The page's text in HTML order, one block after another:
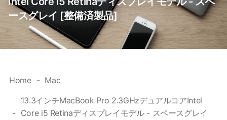
ースグレイ [整備済製品]
Home Mac
13.3インチMacBook Pro 2.3GHzデュアルコアIntel
Core i5 Retinaディスプレイモデル - スペースグレイ